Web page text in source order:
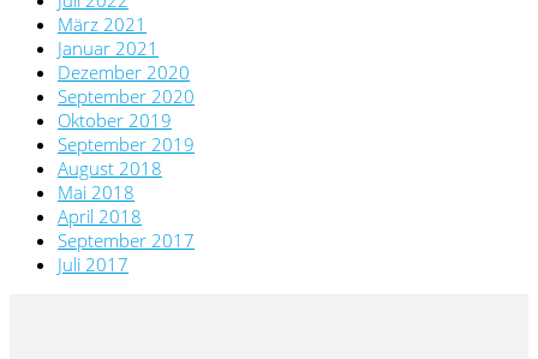
März 2021
Januar 2021
Dezember 2020
September 2020
Oktober 2019
September 2019
August 2018
Mai 2018
April 2018
September 2017
Juli 2017